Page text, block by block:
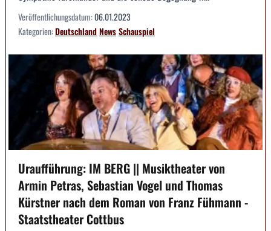
Veröffentlichungsdatum:06.01.2023
Kategorien:DeutschlandNewsSchauspiel
Uraufführung: IM BERG || Musiktheater von
Armin Petras, Sebastian Vogel und Thomas
Kürstner nach dem Roman von Franz Fühmann -
Staatstheater Cottbus